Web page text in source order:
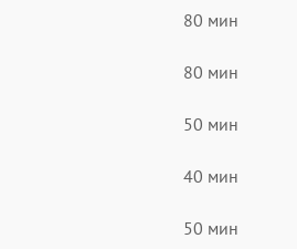
80 мин
80 мин
50 мин
40 мин
50 мин